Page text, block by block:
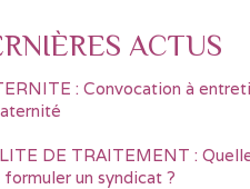
ACTUS
: Convocation à
DE TRAITEMENT :
un syndicat ?